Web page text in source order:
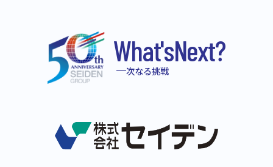
普通自動車運転免許（AT限定可）
歓迎条件：営業経験、ＢtoＢ営業の経験のある方
学歴：高卒以上
選考の流れ
応募資格・歓迎条件
必要な経験・スキル：PCスキル（エクセル、ワー
（イラストレーター、フォトショップ）あれば尚
エントリーフォーム
＊面接は１〜２回を予定しています。
お問い合わせ先
TEL 027-387-0707
What'sNext?
次なる挑戦